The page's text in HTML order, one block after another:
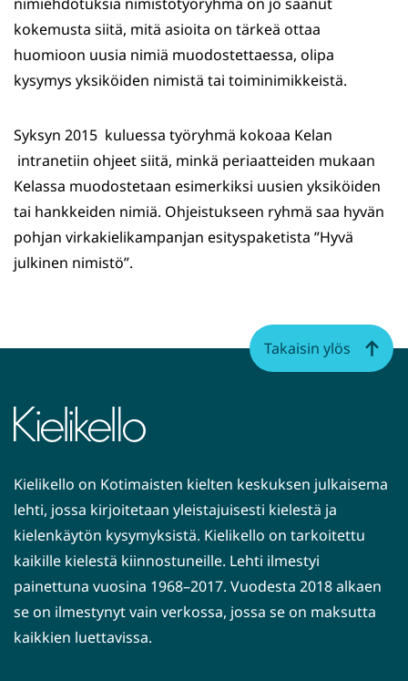
kokemusta siitä, mitä asioita on tärkeä ottaa
huomioon uusia nimiä muodostettaessa, olipa
kysymys yksiköiden nimistä tai toiminimikkeistä.
Syksyn 2015 kuluessa työryhmä kokoaa Kelan
intranetiin ohjeet siitä, minkä periaatteiden mukaan
Kelassa muodostetaan esimerkiksi uusien yksiköiden
tai hankkeiden nimiä. Ohjeistukseen ryhmä saa hyvän
pohjan virkakielikampanjan esityspaketista ”Hyvä
julkinen nimistö”.
Kielikello on Kotimaisten kielten keskuksen julkaisema
lehti, jossa kirjoitetaan yleistajuisesti kielestä ja
kielenkäytön kysymyksistä. Kielikello on tarkoitettu
kaikille kielestä kiinnostuneille. Lehti ilmestyi
painettuna vuosina 1968–2017. Vuodesta 2018 alkaen
se on ilmestynyt vain verkossa, jossa se on maksutta
kaikkien luettavissa.
Takaisin ylös